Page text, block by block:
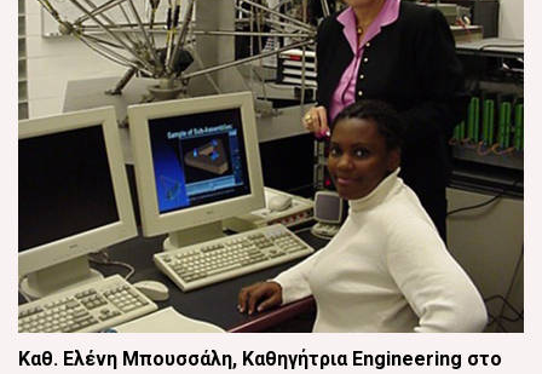
Καθ. Ελένη Μπουσσάλη, Καθηγήτρια Engineering στο